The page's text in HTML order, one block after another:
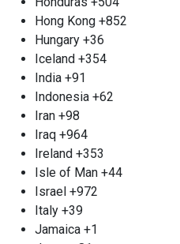
предлагаем
гибкие условия
гарантируем точное
Прием и вывоз
Тульская
Фирма с многолетней
сотрудничества
сбору и вывозу
принимаем
изделия, такие как
лом и провода. Мы
в любых объемах. Цена
Hong Kong +852
Hungary +36
Iceland +354
India +91
Indonesia +62
Iran +98
Iraq +964
Ireland +353
Isle of Man +44
Israel +972
Italy +39
Jamaica +1